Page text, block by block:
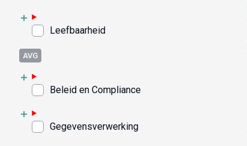
Leefbaarheid
AVG
Beleid en Compliance
Gegevensverwerking